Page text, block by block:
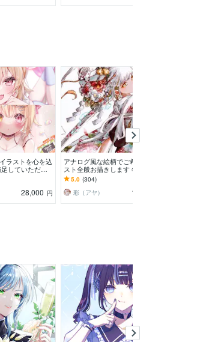
ラストを心を込
していただけ
で描かせていた
28,000 円
アナログ風な絵柄でご希望のイラ
スト全般お描きします 年賀絵、
アイコン、MV絵、サムネ、キー
ビジュアル、キャラデザ
5.0 (304)
彩（アヤ）
14,000